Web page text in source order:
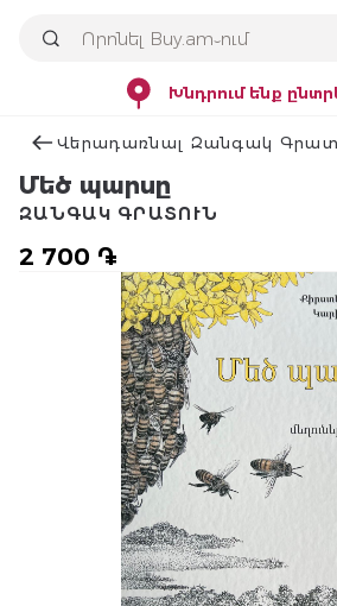
Խնդրում ենք
Վերադառնալ Զանգակ
Մեծ պարսը
2 700 ֏
ԶԱՆԳԱԿ ԳՐԱՏՈՒՆ